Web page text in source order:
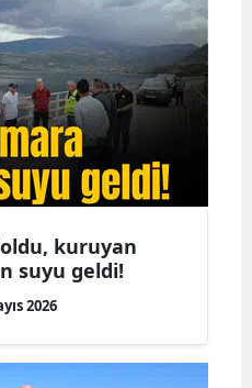
kuruyan
suyu geldi!
2026